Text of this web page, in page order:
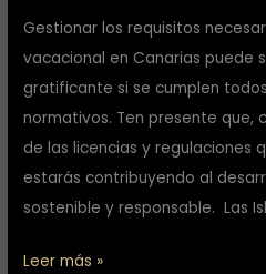
Gestionar los requisitos
vacacional en Canarias puede
gratificante si se cumplen
normativos. Ten presente que,
de las licencias y regulaciones
estarás contribuyendo al
sostenible y responsable. Las
cuenta
Leer más »